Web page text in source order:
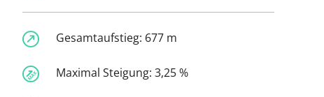
Gesamtaufstieg: 677 m
Maximal Steigung: 3,25 %